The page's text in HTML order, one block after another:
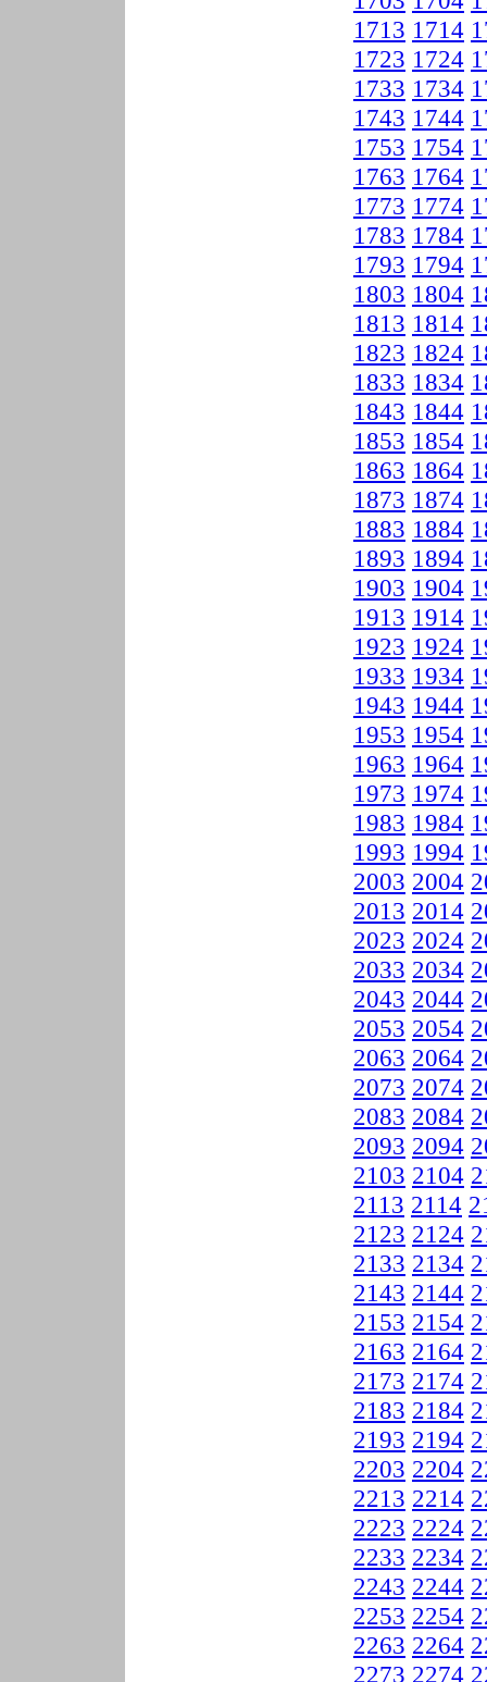
1713 1714
1723 1724
1733 1734
1743 1744
1753 1754
1763 1764
1773 1774
1783 1784
1793 1794
1803 1804
1813 1814
1823 1824
1833 1834
1843 1844
1853 1854
1863 1864
1873 1874
1883 1884
1893 1894
1903 1904
1913 1914
1923 1924
1933 1934
1943 1944
1953 1954
1963 1964
1973 1974
1983 1984
1993 1994
2003 2004
2013 2014
2023 2024
2033 2034
2043 2044
2053 2054
2063 2064
2073 2074
2083 2084
2093 2094
2103 2104
2113 2114
2123 2124
2133 2134
2143 2144
2153 2154
2163 2164
2173 2174
2183 2184
2193 2194
2203 2204
2213 2214
2223 2224
2233 2234
2243 2244
2253 2254
2263 2264
2273 2274